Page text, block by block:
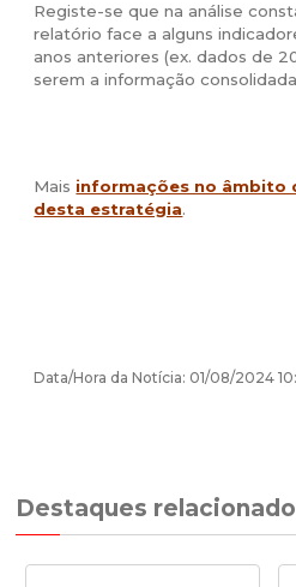
Registe-se que na análise
relatório face a alguns
anos anteriores (ex. dados de
serem a informação
Mais informações no âmbito
desta estratégia.
Data/Hora da Notícia: 01/08/2024
Destaques